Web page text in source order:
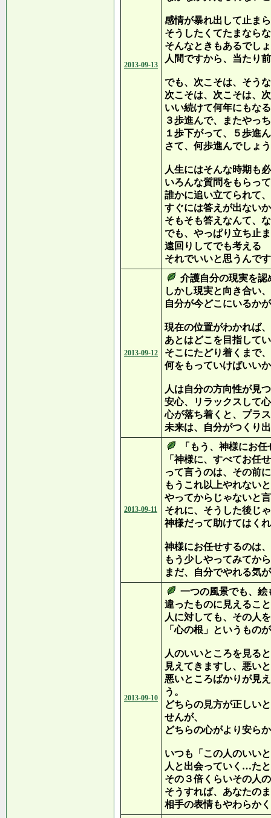
2013-09-13
感情が暴れ出して止ま
そうしたくてたまなら
そんなときもあるでし
人間ですから、当たり前
でも、次こそは、そう
次こそは、次こそは、
いい続けて何年にもな
３歩進んで、またやっ
１歩下がって、５歩進
さて、何歩進んでしょ
人生にはそんな時期も
いろんな質問をもらっ
誰かに追い立てられて
すぐには答えが出ない
そもそも答えなんて、
でも、やっぱり立ち止
遠回りしてでも考える
それでいいと思うんです
2013-09-12
介護自分の現実を認
しかし現実と向き合い
自分が今どこにいるか
現在の位置がわかれば、
あとはどこを目指して
そこにたどり着くまで
何をもっていけばいい
人は自分の方向性が見
安心、リラックスして
心が落ち着くと、プラ
未来は、自分がつくり
2013-09-11
「もう、神様にお
「神様に、すべてお任
って言うのは、その前
もうこれ以上やれない
やってからじゃないと
それに、そうした後じ
神様だって助けてはく
神様にお任せするのは、
もう少しやってみてか
まだ、自分でやれる気
2013-09-10
一つの風景でも、絵
違ったものに見えるこ
人に対しても、その人
「心の根」というもの
人のいいところを見る
見えてきますし、悪い
悪いところばかりが見
う。
どちらの見方が正しい
せんが、
どちらの心がより安ら
いつも「この人のいい
人と出会っていく…た
その３倍くらいその人
そうすれば、あなたの
相手の表情もやわらか